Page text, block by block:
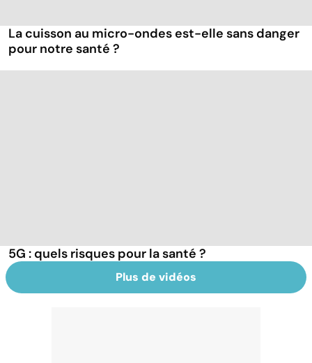
La cuisson au micro-ondes est-elle sans danger
pour notre santé ?
5G : quels risques pour la santé ?
Plus de vidéos